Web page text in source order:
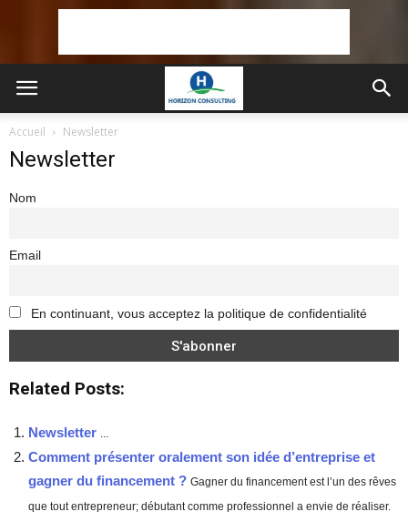
Accueil Newsletter
Newsletter
Nom
Email
En continuant, vous acceptez la politique de confidentialité
Related Posts:
Newsletter ...
Comment présenter oralement son idée d’entreprise et
gagner du financement ? Gagner du financement est l’un des rêves
que tout entrepreneur; débutant comme professionnel a envie de réaliser.